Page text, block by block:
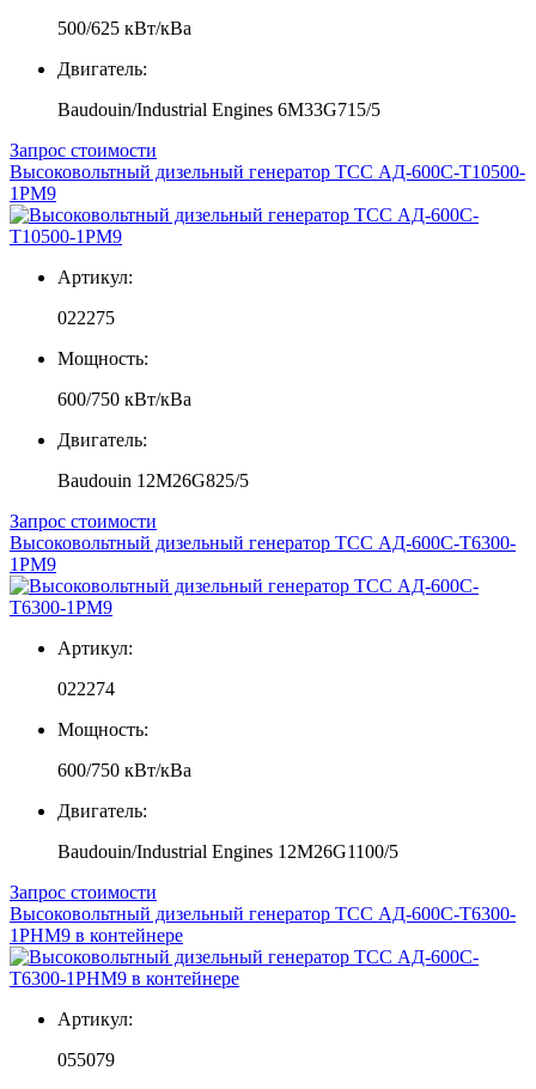
500/625 кВт/кВа
Двигатель:
Baudouin/Industrial Engines 6M33G715/5
Запрос стоимости
Высоковольтный дизельный генератор ТСС АД-600С-Т10500-
1РМ9
Артикул:
022275
Мощность:
600/750 кВт/кВа
Двигатель:
Baudouin 12M26G825/5
Запрос стоимости
Высоковольтный дизельный генератор ТСС АД-600С-Т6300-
1РМ9
Артикул:
022274
Мощность:
600/750 кВт/кВа
Двигатель:
Baudouin/Industrial Engines 12M26G1100/5
Запрос стоимости
Высоковольтный дизельный генератор ТСС АД-600С-Т6300-
1РНМ9 в контейнере
Артикул:
055079